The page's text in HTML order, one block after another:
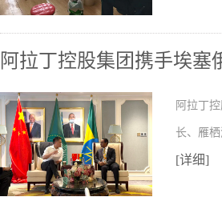
阿拉丁控股集团携手埃
阿拉丁
长、雁
[详细]